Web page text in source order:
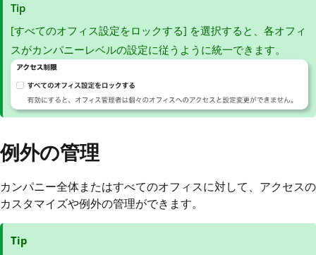
Tip
[すべてのオフィス設定をロックする] を選択すると、各オフィ
スがカンパニーレベルの設定に従うように統一できます。
例外の管理
カンパニー全体またはすべてのオフィスに対して、アクセスの
カスタマイズや例外の管理ができます。
Tip